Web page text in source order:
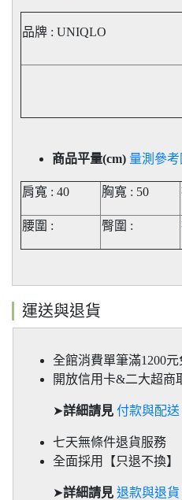
品牌 : UNIQLO
商品平量(cm) 量測參考
肩寬 : 40 胸寬 : 50
腰圍 : 臀圍 :
運送與退貨
全館消費單筆滿1200元
開放信用卡&二大超商
➤詳細請見 付款與配送
七天無條件退貨服務
全面採用【只退不換】
➤詳細請見 退款與退貨